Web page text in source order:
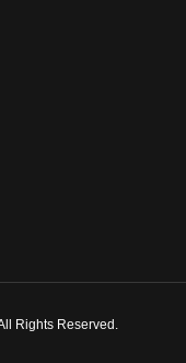
Rights Reserved.